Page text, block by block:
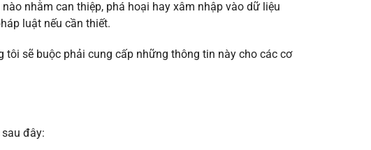
nhằm can thiệp, phá hoại hay xâm nhập vào dữ liệu
luật nếu cần thiết.
sẽ buộc phải cung cấp những thông tin này cho các cơ
đây: